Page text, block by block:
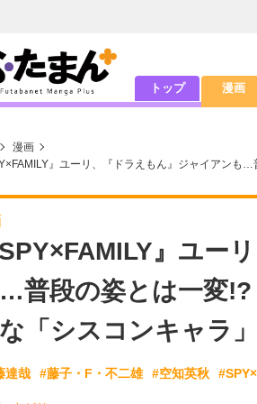
トップ 漫画
漫画
』ユーリ、『ドラえもん』ジャイアン
SPY×FAMILY』ユー
普段の姿とは一変
「シスコンキャラ
達哉 #藤子・F・不二雄 #空知英秋